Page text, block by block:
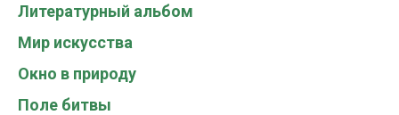
Литературный альбом
Мир искусства
Окно в природу
Поле битвы